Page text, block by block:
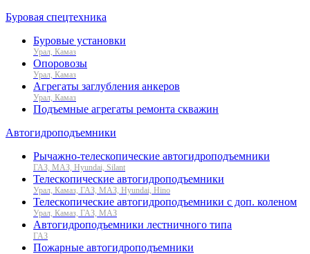
Буровая спецтехника
Буровые установки
Урал, Камаз
Опоровозы
Урал, Камаз
Агрегаты заглубления анкеров
Урал, Камаз
Подъемные агрегаты ремонта скважин
Автогидроподъемники
Рычажно-телескопические автогидроподъемники
ГАЗ, МАЗ, Hyundai, Silant
Телескопические автогидроподъемники
Урал, Камаз, ГАЗ, МАЗ, Hyundai, Hino
Телескопические автогидроподъемники с доп. коленом
Урал, Камаз, ГАЗ, МАЗ
Автогидроподъемники лестничного типа
ГАЗ
Пожарные автогидроподъемники